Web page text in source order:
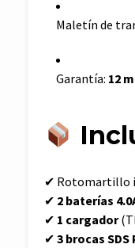
Maletín de
Garantía: 12
✔ Rotomartillo
✔ 2 baterías
✔ 1 cargador
✔ 3 brocas SDS